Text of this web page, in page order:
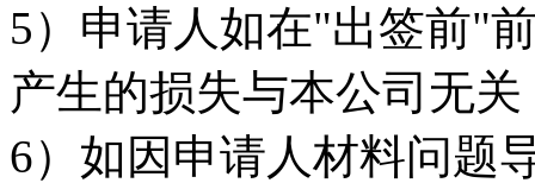
5）申请人如在"出签前"
产生的损失与本公司无关
6）如因申请人材料问题